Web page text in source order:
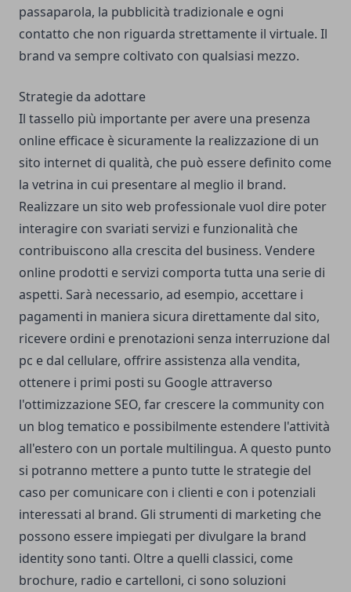
passaparola, la pubblicità tradizionale e ogni
contatto che non riguarda strettamente il virtuale. Il
brand va sempre coltivato con qualsiasi mezzo.
Strategie da adottare
Il tassello più importante per avere una presenza
online efficace è sicuramente la realizzazione di un
sito internet di qualità, che può essere definito come
la vetrina in cui presentare al meglio il brand.
Realizzare un sito web professionale vuol dire poter
interagire con svariati servizi e funzionalità che
contribuiscono alla crescita del business. Vendere
online prodotti e servizi comporta tutta una serie di
aspetti. Sarà necessario, ad esempio, accettare i
pagamenti in maniera sicura direttamente dal sito,
ricevere ordini e prenotazioni senza interruzione dal
pc e dal cellulare, offrire assistenza alla vendita,
ottenere i primi posti su Google attraverso
l'ottimizzazione SEO, far crescere la community con
un blog tematico e possibilmente estendere l'attività
all'estero con un portale multilingua. A questo punto
si potranno mettere a punto tutte le strategie del
caso per comunicare con i clienti e con i potenziali
interessati al brand. Gli strumenti di marketing che
possono essere impiegati per divulgare la brand
identity sono tanti. Oltre a quelli classici, come
brochure, radio e cartelloni, ci sono soluzioni